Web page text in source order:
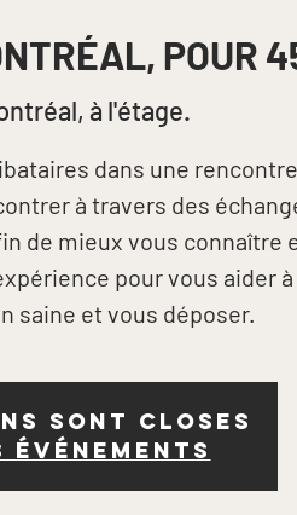
POUR
à l'étage.
dans une
à travers des
de mieux vous connaître
pour vous aider à
sont closes